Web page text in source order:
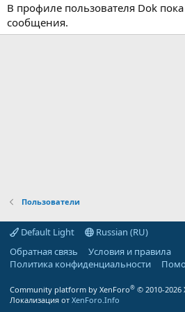
В профиле пользователя Dok
сообщения.
Пользователи
Default Light
Russian (RU)
Обратная связь
Условия и правила
Политика конфиденциальности
Community platform by XenForo® © 2010-2026
Локализация от XenForo.Info